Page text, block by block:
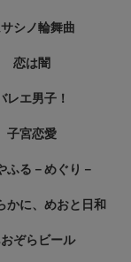
シノ輪舞曲
恋は闇
レエ男子！
子宮恋愛
ふる－めぐり－
かに、めおと日和
ぞらビール